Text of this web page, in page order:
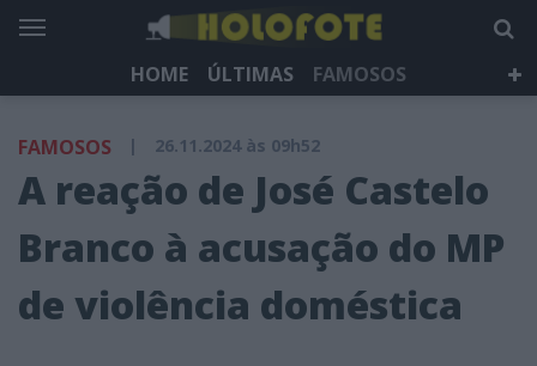
HOME ÚLTIMAS
FAMOSOS
HOLOFOTE TV
NEWSLETTER
FAMOSOS | 26.11.2024 às 09h52
A reação de José Castelo
Branco à acusação do MP
de violência doméstica